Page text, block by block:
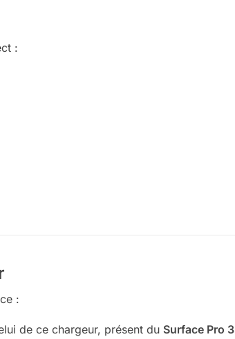
:
:
de ce chargeur, présent du Surface Pro 3